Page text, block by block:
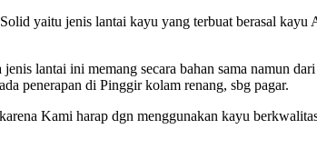
yaitu jenis lantai kayu yang terbuat berasal
lantai ini memang secara bahan sama namun
penerapan di Pinggir kolam renang, sbg pagar.
Kami harap dgn menggunakan kayu